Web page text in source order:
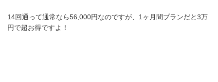
14回通って通常なら56,000円なのですが、1ヶ月間プランだと3万
円で超お得ですよ！